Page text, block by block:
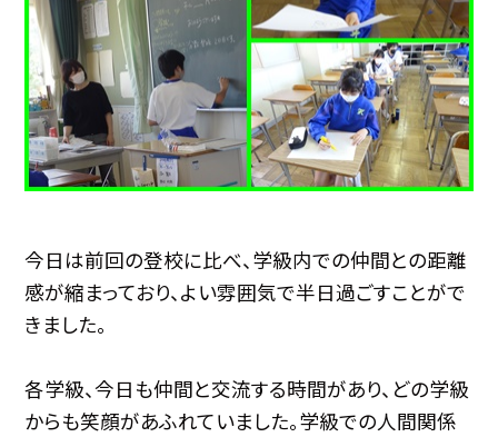
今日は前回の登校に比べ、学級内での仲間との距離
感が縮まっており、よい雰囲気で半日過ごすことがで
きました。
各学級、今日も仲間と交流する時間があり、どの学級
からも笑顔があふれていました。学級での人間関係